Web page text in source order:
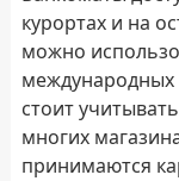
курортах и на
можно
международных
стоит
многих
принимаются